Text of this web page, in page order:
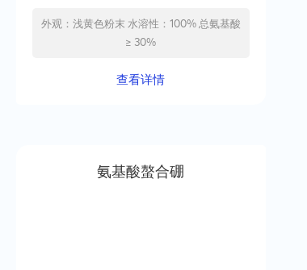
外观：浅黄色粉末 水溶性：100% 总氨基酸
≥ 30%
查看详情
氨基酸螯合硼